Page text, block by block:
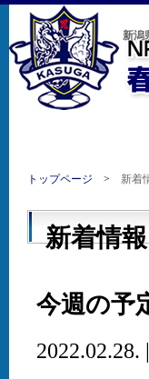
新潟
トップページ > 新着
新着情報
今週の予